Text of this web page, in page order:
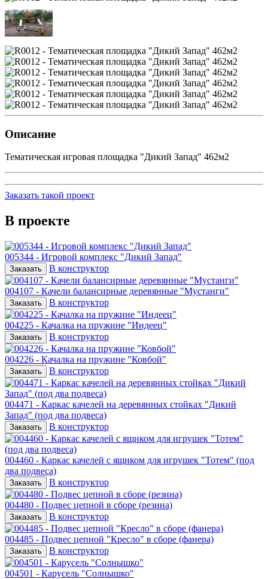
Описание
Тематическая игровая площадка "Дикий Запад" 462м2
Заказать такой проект
В проекте
005344 - Игровой комплекс "Дикий Запад"
Заказать В конструктор
004107 - Качели балансирные деревянные "Мустанги"
Заказать В конструктор
004225 - Качалка на пружине "Индеец"
Заказать В конструктор
004226 - Качалка на пружине "Ковбой"
Заказать В конструктор
004471 - Каркас качелей на деревянных стойках "Дикий
Запад" (под два подвеса)
Заказать В конструктор
004460 - Каркас качелей с ящиком для игрушек "Тотем" (под
два подвеса)
Заказать В конструктор
004480 - Подвес цепной в сборе (резина)
Заказать В конструктор
004485 - Подвес цепной "Кресло" в сборе (фанера)
Заказать В конструктор
004501 - Карусель "Солнышко"